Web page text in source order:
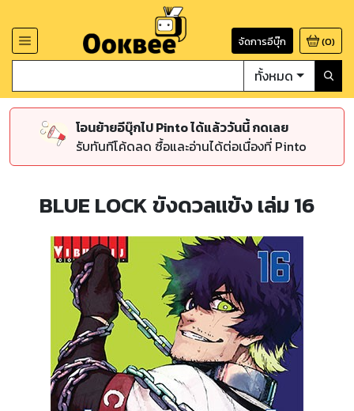
จัดการอีบุ๊ก (0)
ทั้งหมด
โอนย้ายอีบุ๊กไป Pinto ได้แล้ววันนี้ กดเลย
รับทันทีโค้ดลด ซื้อและอ่านได้ต่อเนื่องที่ Pinto
BLUE LOCK ขังดวลแข้ง เล่ม 16